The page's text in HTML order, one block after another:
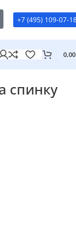
+7 (495) 109-07-
спинку